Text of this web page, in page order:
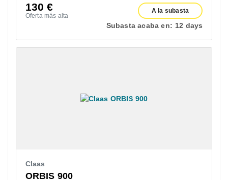
130€
Oferta más alta
A la subasta
Subasta acaba en: 12 days
Claas
ORBIS 900